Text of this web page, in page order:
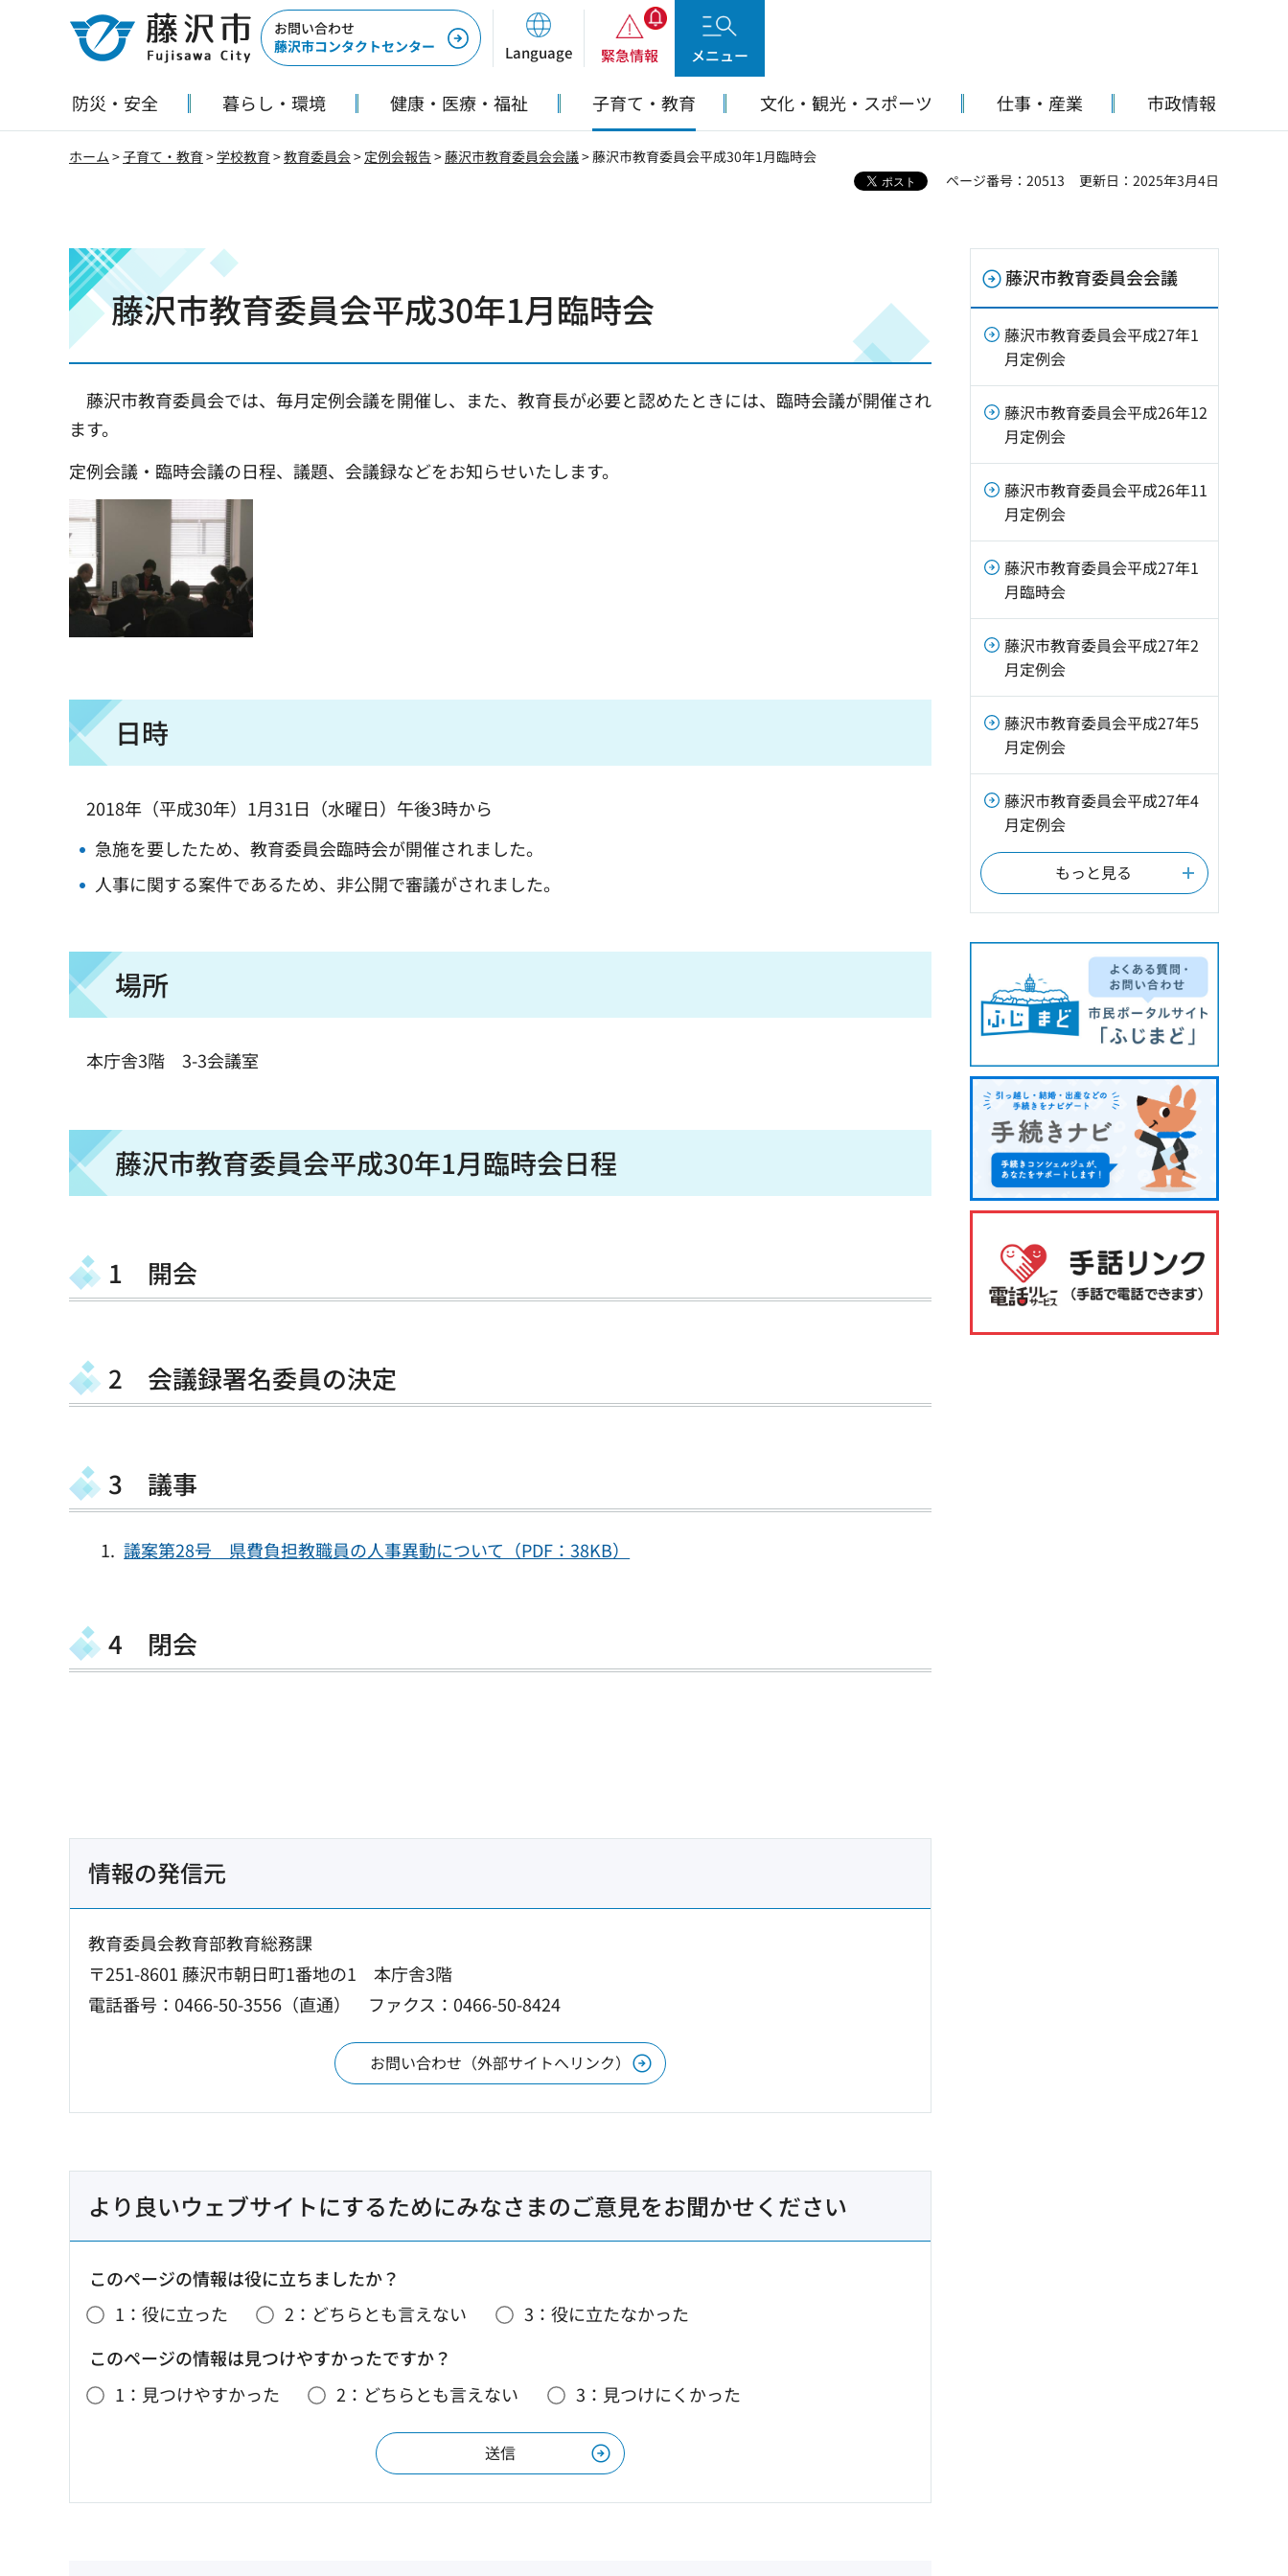
藤沢市
お問い合わせ
藤沢市コンタクトセンター
Language 緊急情報 メニュー
防災・安全 暮らし・環境 健康・医療・福祉 子育て・教育 文化・観光・スポーツ 仕事・産業 市政情報
ホーム >子育て・教育 >学校教育 >教育委員会> 定例会報告>藤沢市教育委員会会議> 藤沢市教育委員会平成30年1月臨時会
ページ番号：20513
更新日：2025年3月4日
藤沢市教育委員会平成30年1月臨時会
藤沢市教育委員会では、毎月定例会議を開催し、また、教育長が必要と認めたときには、臨時会議が開催され
ます。
定例会議・臨時会議の日程、議題、会議録などをお知らせいたします。
日時
2018年（平成30年）1月31日（水曜日）午後3時から
急施を要したため、教育委員会臨時会が開催されました。
人事に関する案件であるため、非公開で審議がされました。
場所
本庁舎3階 3-3会議室
藤沢市教育委員会平成30年1月臨時会日程
1 開会
2 会議録署名委員の決定
3 議事
議案第28号 県費負担教職員の人事異動について（PDF：38KB）
4 閉会
情報の発信元
教育委員会教育部教育総務課
〒251-8601 藤沢市朝日町1番地の1 本庁舎3階
電話番号：0466-50-3556（直通）
ファクス：0466-50-8424
お問い合わせ（外部サイトへリンク）
より良いウェブサイトにするためにみなさまのご意見をお聞かせください
このページの情報は役に立ちましたか？
1：役に立った
2：どちらとも言えない
3：役に立たなかった
このページの情報は見つけやすかったですか？
1：見つけやすかった
2：どちらとも言えない 3：見つけにくかった
藤沢市教育委員会会議
藤沢市教育委員会平成27年1
月定例会
藤沢市教育委員会平成26年12
月定例会
藤沢市教育委員会平成26年11
月定例会
藤沢市教育委員会平成27年1
月臨時会
藤沢市教育委員会平成27年2
月定例会
藤沢市教育委員会平成27年5
月定例会
藤沢市教育委員会平成27年4
月定例会
もっと見る